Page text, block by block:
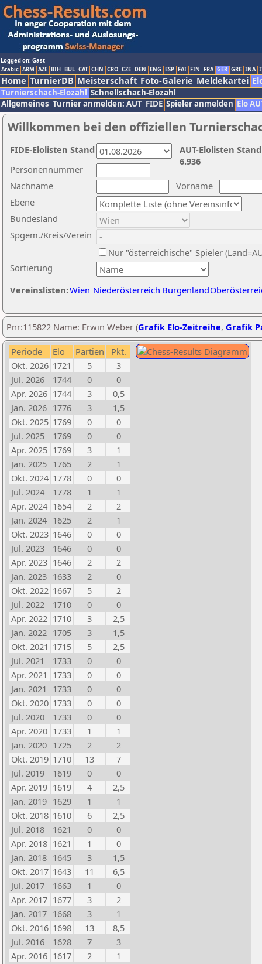
Logged on: Gast
Arabic ARM AZE BIH BUL CAT CHN CRO CZE DEN ENG ESP FAI FIN FRA GER GRE INA
Home TurnierDB Meisterschaft Foto-Galerie Meldekartei
Turnierschach-Elozahl Schnellschach-Elozahl
Allgemeines Turnier anmelden: AUT FIDE Spieler anmelden Elo
Willkommen bei den offiziellen
Nachname
Vorname
Ebene
Sortierung
Personennummer
Bundesland
Spgem./Kreis/Verein
Nur "österreichische" Spieler
Vereinslisten:Wien Niederösterreich Burgenland
AUT-Elolisten
6.936
FIDE-Elolisten Stand
Pnr:115822 Name: Erwin Weber (Grafik Elo-Zeitreihe, Grafik
Periode Elo Partien
Pkt.
Okt. 2026 1721 5
3
Jul. 2026
1744 0
0
Apr. 2026 1744 3
0,5
Jan. 2026 1776 3
1,5
Okt. 2025 1769 0
0
Jul. 2025
1769 0
0
Apr. 2025 1769 3
1
Jan. 2025 1765 2
1
Okt. 2024 1778 0
0
Jul. 2024
1778 1
1
Apr. 2024 1654 2
2
Jan. 2024 1625 2
1
Okt. 2023 1646 0
0
Jul. 2023
1646 0
0
Apr. 2023 1646 2
2
Jan. 2023 1633 2
0
Okt. 2022 1667 5
2
Jul. 2022
1710 0
0
Apr. 2022 1710 3
2,5
Jan. 2022 1705 3
1,5
Okt. 2021 1715 5
2,5
Jul. 2021
1733 0
0
Apr. 2021 1733 0
0
Jan. 2021
1733 0
0
Okt. 2020 1733 0
0
Jul. 2020
1733 0
0
Apr. 2020 1733 1
1
Jan. 2020 1725 2
2
Okt. 2019 1710 13
7
Jul. 2019
1619 0
0
Apr. 2019 1619 4
2,5
Jan. 2019 1629 1
1
Okt. 2018 1610 6
2,5
Jul. 2018
1621 0
0
Apr. 2018 1621 1
0
Jan. 2018 1645 3
1,5
Okt. 2017 1643 11
6,5
Jul. 2017
1663 1
0
Apr. 2017 1677 3
2
Jan. 2017 1668 3
1
Okt. 2016 1698 13
8,5
Jul. 2016
1628 7
3
Apr. 2016 1617 2
1